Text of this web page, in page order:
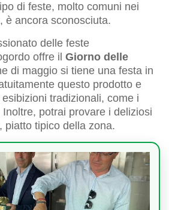
di feste, molto comuni nei
è ancora sconosciuta.
delle feste
offre il Giorno delle
di maggio si tiene una festa in
questo prodotto e
tradizionali, come i
potrai provare i deliziosi
, piatto tipico della zona.